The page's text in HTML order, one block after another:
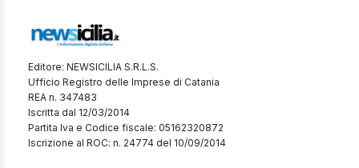
Editore: NEWSICILIA S.R.L.S.
Ufficio Registro delle Imprese di Catania
REA n. 347483
Iscritta dal 12/03/2014
Partita Iva e Codice fiscale: 05162320872
Iscrizione al ROC: n. 24774 del 10/09/2014